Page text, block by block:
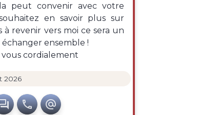
peut convenir avec votre
en savoir plus sur
à revenir vers moi ce sera un
ensemble !
cordialement
2026
 